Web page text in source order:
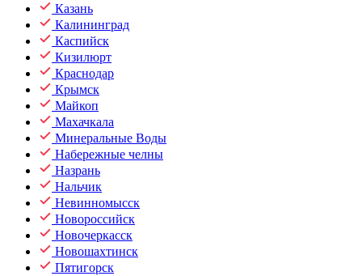
Казань
Калининград
Каспийск
Кизилюрт
Краснодар
Крымск
Майкоп
Махачкала
Минеральные Воды
Набережные челны
Назрань
Нальчик
Невинномысск
Новороссийск
Новочеркасск
Новошахтинск
Пятигорск